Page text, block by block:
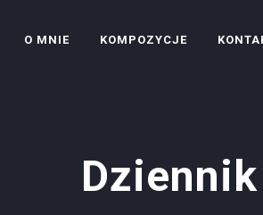
O MNIE KOMPOZYCJE